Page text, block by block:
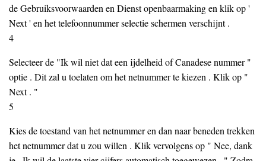
de Gebruiksvoorwaarden en Dienst openbaarmaking en klik op '
Next ' en het telefoonnummer selectie schermen verschijnt .
4
Selecteer de "Ik wil niet dat een ijdelheid of Canadese nummer "
optie . Dit zal u toelaten om het netnummer te kiezen . Klik op "
Next . "
5
Kies de toestand van het netnummer en dan naar beneden trekken
het netnummer dat u zou willen . Klik vervolgens op " Nee, dank